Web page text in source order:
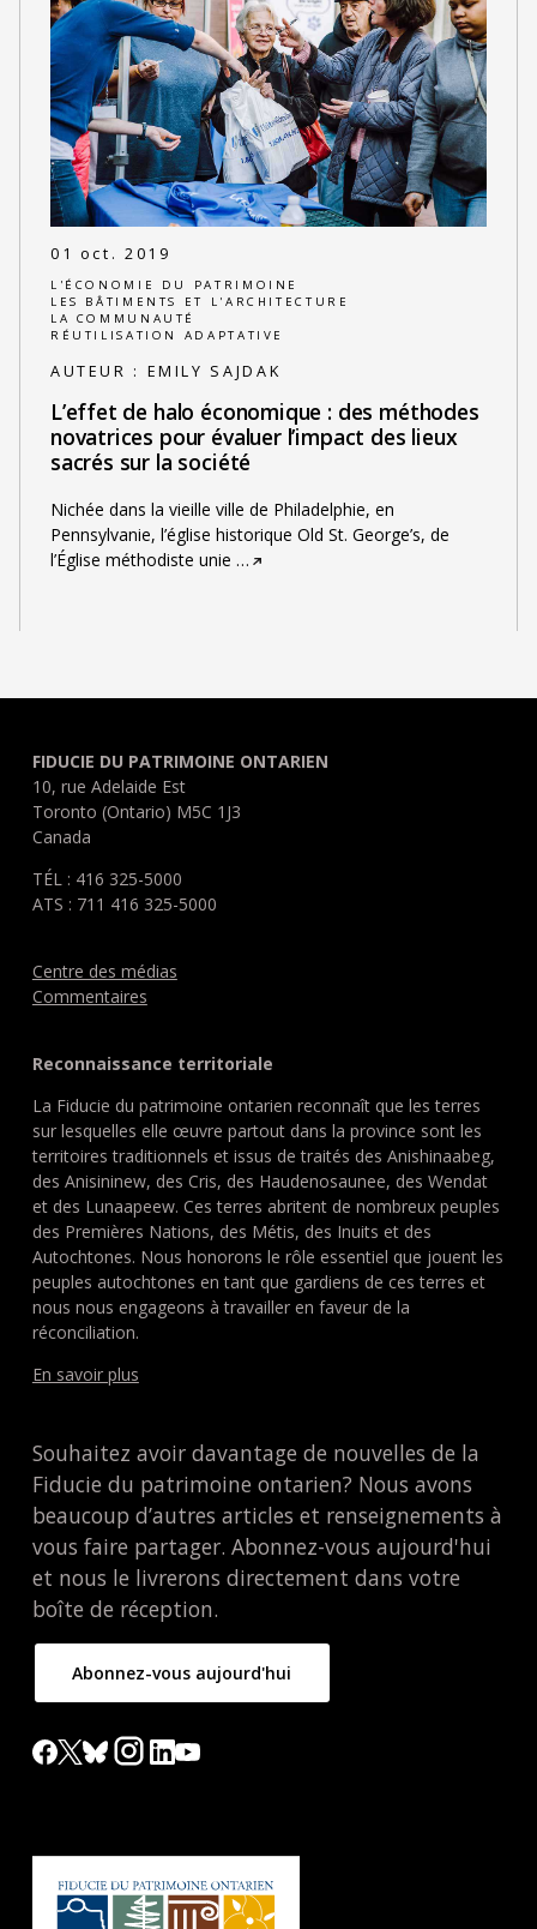
01 oct. 2019
L'ÉCONOMIE DU PATRIMOINE
LES BÂTIMENTS ET L'ARCHITECTURE
LA COMMUNAUTÉ
RÉUTILISATION ADAPTATIVE
AUTEUR : EMILY SAJDAK
L’effet de halo économique : des méthodes
novatrices pour évaluer l’impact des lieux
sacrés sur la société
Nichée dans la vieille ville de Philadelphie, en
Pennsylvanie, l’église historique Old St. George’s, de
l’Église méthodiste unie …
FIDUCIE DU PATRIMOINE ONTARIEN
10, rue Adelaide Est
Toronto (Ontario) M5C 1J3
Canada
TÉL : 416 325-5000
ATS : 711 416 325-5000
Centre des médias
Commentaires
Reconnaissance territoriale
La Fiducie du patrimoine ontarien reconnaît que les terres
sur lesquelles elle œuvre partout dans la province sont les
territoires traditionnels et issus de traités des Anishinaabeg,
des Anisininew, des Cris, des Haudenosaunee, des Wendat
et des Lunaapeew. Ces terres abritent de nombreux peuples
des Premières Nations, des Métis, des Inuits et des
Autochtones. Nous honorons le rôle essentiel que jouent les
peuples autochtones en tant que gardiens de ces terres et
nous nous engageons à travailler en faveur de la
réconciliation.
En savoir plus
Souhaitez avoir davantage de nouvelles de la
Fiducie du patrimoine ontarien? Nous avons
beaucoup d’autres articles et renseignements à
vous faire partager. Abonnez-vous aujourd'hui
et nous le livrerons directement dans votre
boîte de réception.
Abonnez-vous aujourd'hui